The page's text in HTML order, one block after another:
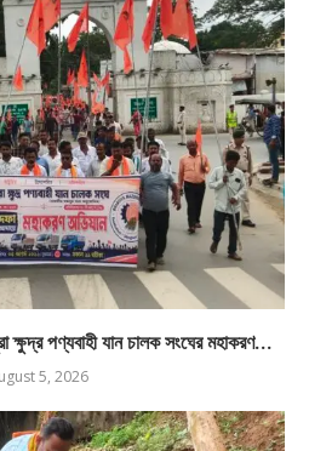
ক্ষুদ্র পণ্যবাহী যান চালক সংঘের মহাকরণ...
5, 2026